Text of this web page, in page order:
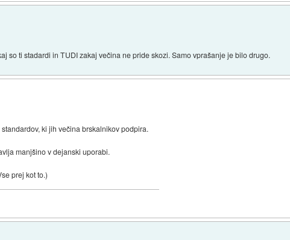
so ti stadardi in TUDI zakaj večina ne pride skozi. Samo vprašanje je bilo drugo.
ki jih večina brskalnikov podpira.
manjšino v dejanski uporabi.
prej kot to.)